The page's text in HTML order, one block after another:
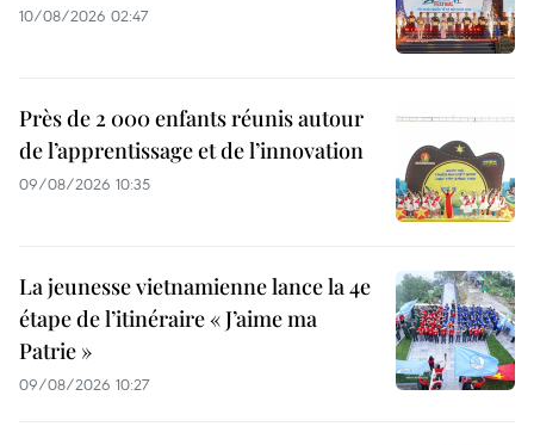
10/08/2026 02:47
Près de 2 000 enfants réunis autour
de l’apprentissage et de l’innovation
09/08/2026 10:35
La jeunesse vietnamienne lance la 4e
étape de l’itinéraire « J’aime ma
Patrie »
09/08/2026 10:27